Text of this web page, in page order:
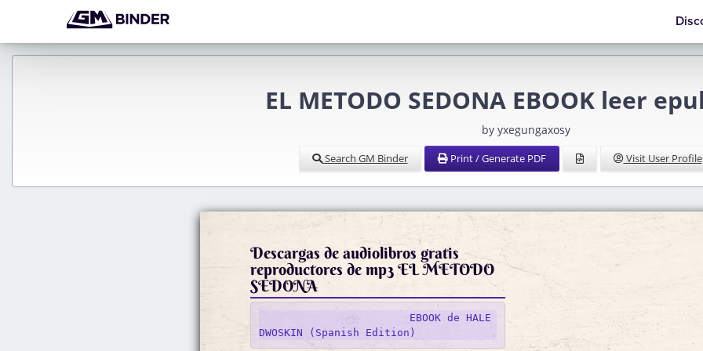
EL METODO SEDONA EBOOK leer
by yxegungaxosy
Search GM Binder Print / Generate PDF Visit User Profile
Descargas de audiolibros gratis
reproductores de mp3 EL METODO
SEDONA
			EBOOK de HALE